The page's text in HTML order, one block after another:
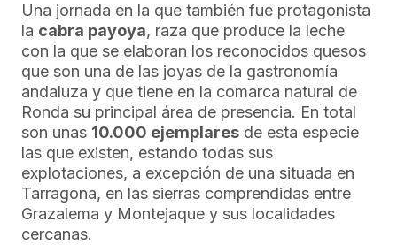
Una jornada en la que también fue protagonista
la cabra payoya, raza que produce la leche
con la que se elaboran los reconocidos quesos
que son una de las joyas de la gastronomía
andaluza y que tiene en la comarca natural de
Ronda su principal área de presencia. En total
son unas 10.000 ejemplares de esta especie
las que existen, estando todas sus
explotaciones, a excepción de una situada en
Tarragona, en las sierras comprendidas entre
Grazalema y Montejaque y sus localidades
cercanas.